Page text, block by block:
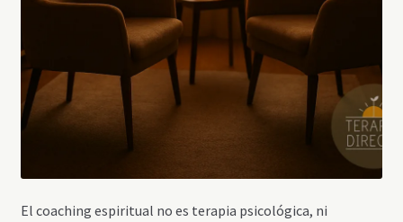
El coaching espiritual no es terapia psicológica, ni